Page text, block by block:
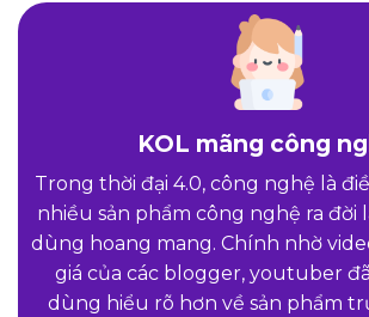
KOL mãng công
Trong thời đại 4.0, công nghệ là
nhiều sản phẩm công nghệ ra đời
dùng hoang mang. Chính nhờ
giá của các blogger, youtuber
dùng hiểu rõ hơn về sản phẩm